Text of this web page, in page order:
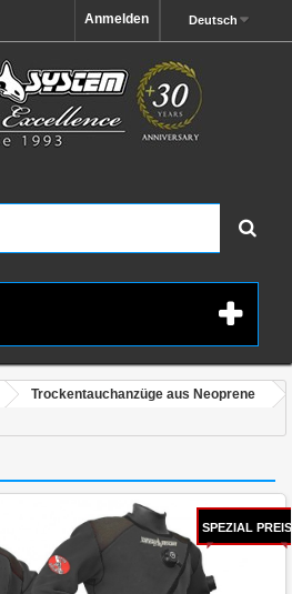
Deutsch
Anmelden
Trockentauchanzüge aus Neoprene
SPEZIAL PREIS